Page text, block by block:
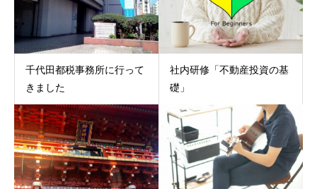
千代田都税事務所に行って
きました
社内研修「不動産投資の基
礎」